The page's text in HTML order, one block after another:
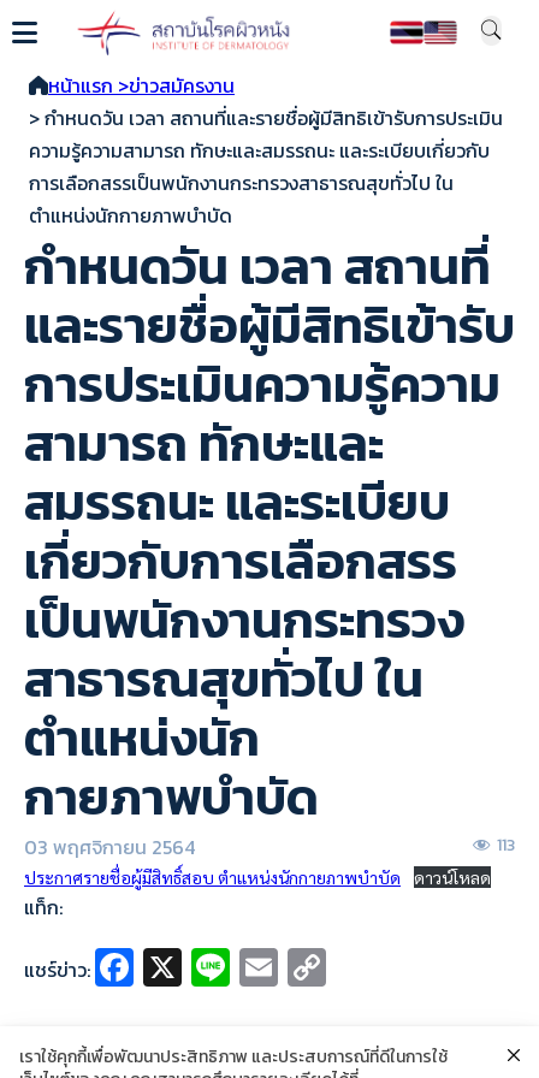
หน้าแรก >ข่าวสมัครงาน
> กำหนดวัน เวลา สถานที่และรายชื่อผู้มีสิทธิเข้ารับการประเมิน
ความรู้ความสามารถ ทักษะและสมรรถนะ และระเบียบเกี่ยวกับ
การเลือกสรรเป็นพนักงานกระทรวงสาธารณสุขทั่วไป ใน
ตำแหน่งนักกายภาพบำบัด
กำหนดวัน เวลา สถานที่
และรายชื่อผู้มีสิทธิเข้ารับ
การประเมินความรู้ความ
สามารถ ทักษะและ
สมรรถนะ และระเบียบ
เกี่ยวกับการเลือกสรร
เป็นพนักงานกระทรวง
สาธารณสุขทั่วไป ใน
ตำแหน่งนัก
กายภาพบำบัด
03 พฤศจิกายน 2564 113
ประกาศรายชื่อผู้มีสิทธิ์สอบ ตำแหน่งนักกายภาพบำบัด ดาวน์โหลด
แท็ก:
แชร์ข่าว: Fa
ce
b
X Li
n
e
E
m
ai p
เราใช้คุกกี้เพื่อพัฒนาประสิทธิภาพ และประสบการณ์ที่ดีในการใช้